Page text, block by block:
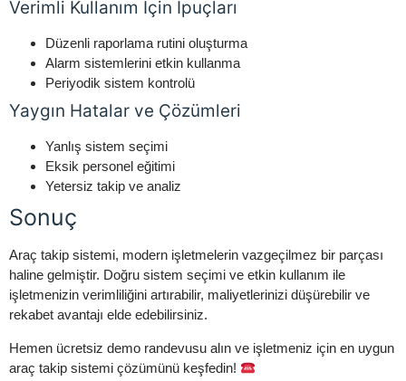
Verimli Kullanım İçin İpuçları
Düzenli raporlama rutini oluşturma
Alarm sistemlerini etkin kullanma
Periyodik sistem kontrolü
Yaygın Hatalar ve Çözümleri
Yanlış sistem seçimi
Eksik personel eğitimi
Yetersiz takip ve analiz
Sonuç
Araç takip sistemi, modern işletmelerin vazgeçilmez bir parçası
haline gelmiştir. Doğru sistem seçimi ve etkin kullanım ile
işletmenizin verimliliğini artırabilir, maliyetlerinizi düşürebilir ve
rekabet avantajı elde edebilirsiniz.
Hemen ücretsiz demo randevusu alın ve işletmeniz için en uygun
araç takip sistemi çözümünü keşfedin!